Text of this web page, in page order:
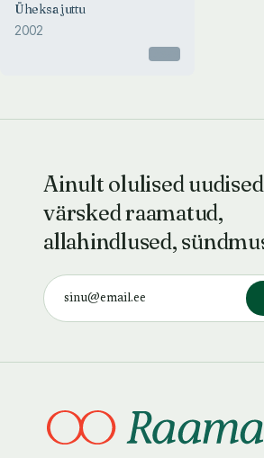
Üheksa juttu
2002
Ainult olulised
värsked raamatud,
allahindlused,